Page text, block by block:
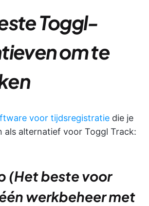
Toggl-
om te
voor tijdsregistratie die je
als alternatief voor Toggl Track:
(Het beste voor
werkbeheer met